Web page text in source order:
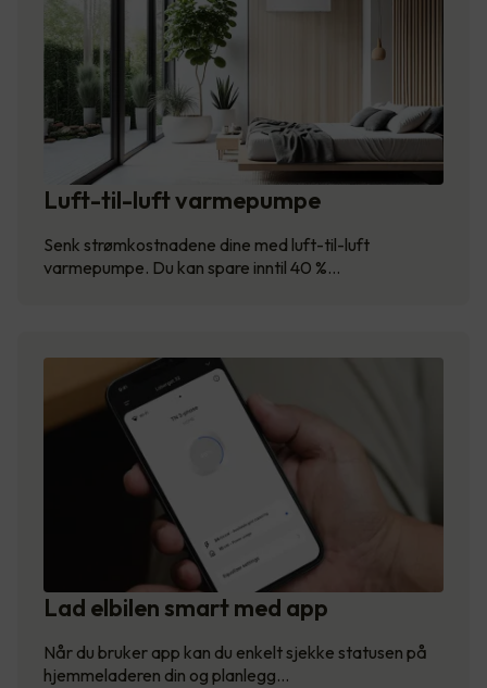
Luft-til-luft varmepumpe
Senk strømkostnadene dine med luft-til-luft
varmepumpe. Du kan spare inntil 40 %…
Lad elbilen smart med app
Når du bruker app kan du enkelt sjekke statusen på
hjemmeladeren din og planlegg…